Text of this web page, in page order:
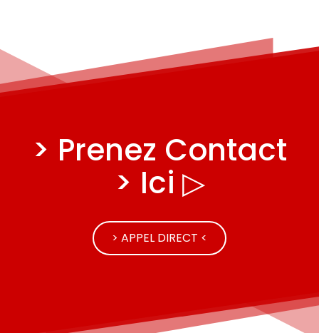
> Prenez Contact
> Ici ▷
> APPEL DIRECT <